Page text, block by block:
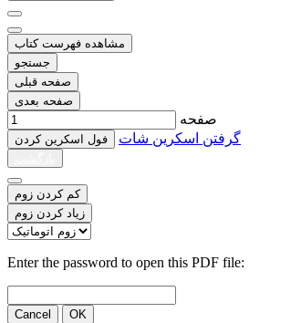
مشاهده فهرست کتاب
جستجو
صفحه قبلی
صفحه بعدی
صفحه
ﻓﻮﻝ اﺳﮑﺮﯾﻦ ﮐﺮﺩﻥ گرفتن اسکرین شات
کم کردن زوم
زیاد کردن زوم
Enter the password to open this PDF file:
Cancel OK